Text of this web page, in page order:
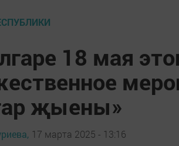
18 мая
җыены»
17 марта 2025 - 13:16